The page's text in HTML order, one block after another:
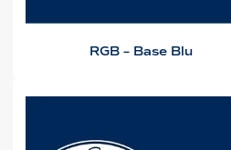
RGB – Base Blu